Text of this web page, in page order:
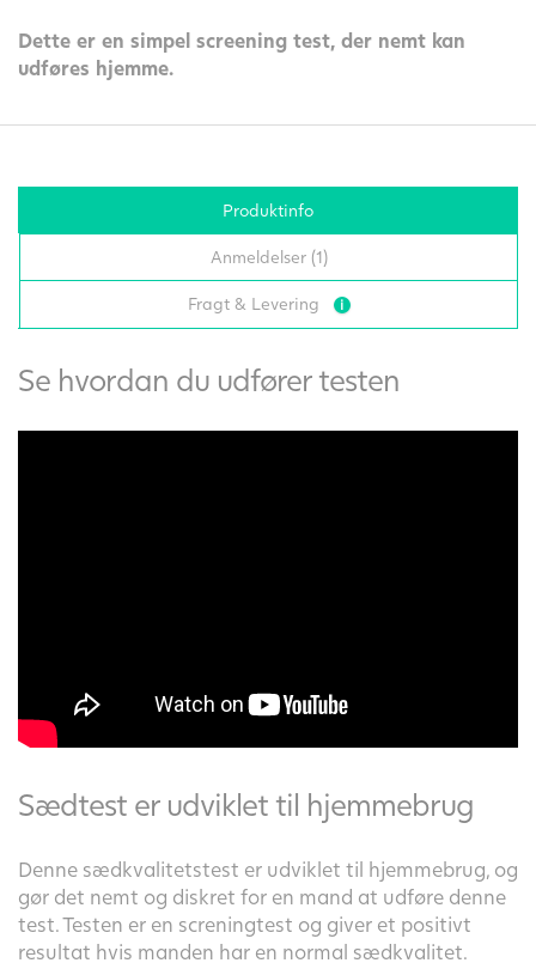
Dette er en simpel screening test, der nemt kan
udføres hjemme.
Produktinfo
Anmeldelser (1)
Fragt & Levering
Se hvordan du udfører testen
Sædtest er udviklet til hjemmebrug
Denne sædkvalitetstest er udviklet til hjemmebrug, og
gør det nemt og diskret for en mand at udføre denne
test. Testen er en screningtest og giver et positivt
resultat hvis manden har en normal sædkvalitet.